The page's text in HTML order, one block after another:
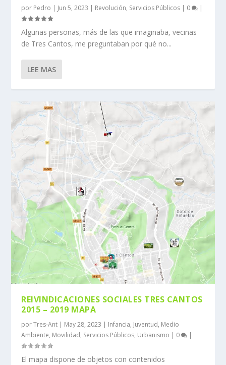
por Pedro | Jun 5, 2023 | Revolución, Servicios Públicos | 0 |
Algunas personas, más de las que imaginaba, vecinas
de Tres Cantos, me preguntaban por qué no...
LEE MAS
REIVINDICACIONES SOCIALES TRES CANTOS
2015 – 2019 MAPA
porTres-Ant | May 28, 2023 | Infancia, Juventud, Medio
Ambiente, Movilidad, Servicios Públicos, Urbanismo | 0 |
El mapa dispone de objetos con contenidos